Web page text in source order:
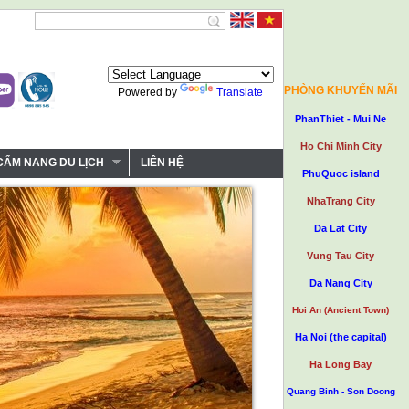
PHÒNG KHUYẾN MÃI
PhanThiet - Mui Ne
Ho Chi Minh City
PhuQuoc island
NhaTrang City
Da Lat City
Vung Tau City
Da Nang City
Hoi An (Ancient Town)
Ha Noi (the capital)
Ha Long Bay
Quang Binh - Son Doong
Powered by Translate
NANG DU LỊCH LIÊN HỆ